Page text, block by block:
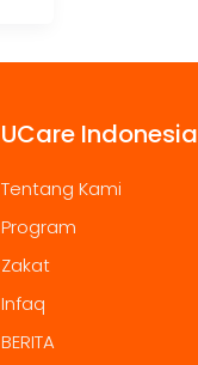
UCare Indonesia
Tentang Kami
Program
Zakat
Infaq
BERITA